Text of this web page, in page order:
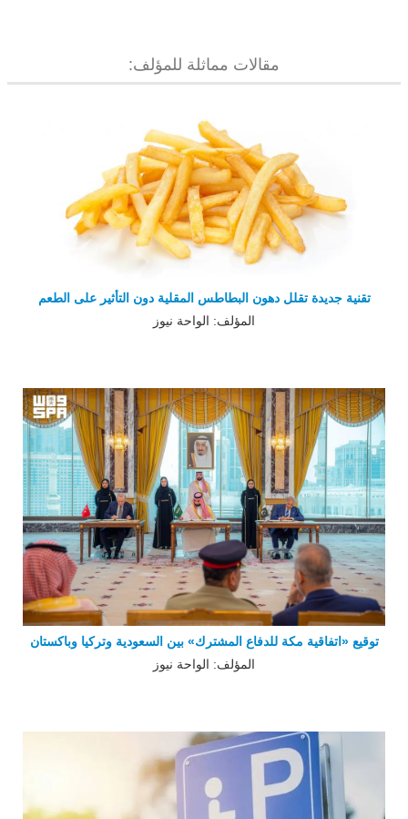
مقالات مماثلة للمؤلف:
تقنية جديدة تقلل دهون البطاطس المقلية دون التأثير على الطعم
المؤلف: الواحة نيوز
توقيع «اتفاقية مكة للدفاع المشترك» بين السعودية وتركيا وباكستان
المؤلف: الواحة نيوز